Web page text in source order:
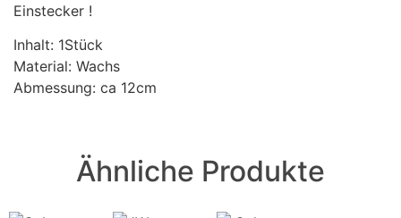
Einstecker !
Inhalt: 1Stück
Material: Wachs
Abmessung: ca 12cm
Ähnliche Produkte